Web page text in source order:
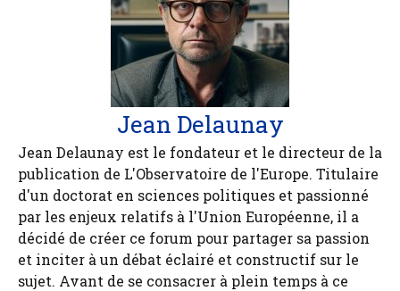
Jean Delaunay
Jean Delaunay est le fondateur et le directeur de la
publication de L'Observatoire de l'Europe. Titulaire
d'un doctorat en sciences politiques et passionné
par les enjeux relatifs à l'Union Européenne, il a
décidé de créer ce forum pour partager sa passion
et inciter à un débat éclairé et constructif sur le
sujet. Avant de se consacrer à plein temps à ce